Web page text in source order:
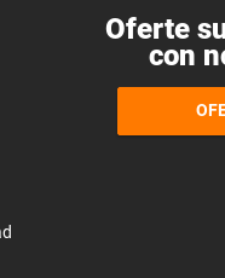
Oferte
con